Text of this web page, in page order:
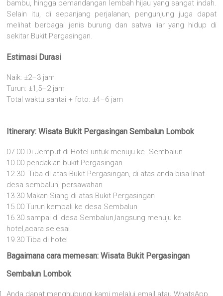
bambu, hingga pemandangan lembah hijau yang sangat indah.
Selain itu, di sepanjang perjalanan, pengunjung juga dapat
melihat berbagai jenis burung dan satwa liar yang hidup di
sekitar Bukit Pergasingan.
Estimasi Durasi
Naik: ±2–3 jam
Turun: ±1,5–2 jam
Total waktu santai + foto: ±4–6 jam
Itinerary: Wisata Bukit Pergasingan Sembalun Lombok
07.00 Di Jemput di Hotel untuk menuju ke Sembalun
10.00 pendakian bukit Pergasingan
12.30 Tiba di atas Bukit Pergasingan, di atas anda bisa lihat
desa sembalun, persawahan
13.30 Makan Siang di atas Bukit Pergasingan
15.00 Turun kembali ke desa Sembalun
16.30.sampai di desa Sembalun,langsung menuju ke
hotel,acara selesai
19.30 Tiba di hotel
Bagaimana cara memesan: Wisata Bukit Pergasingan
Sembalun Lombok
Anda dapat menghubungi kami melalui email atau WhatsApp